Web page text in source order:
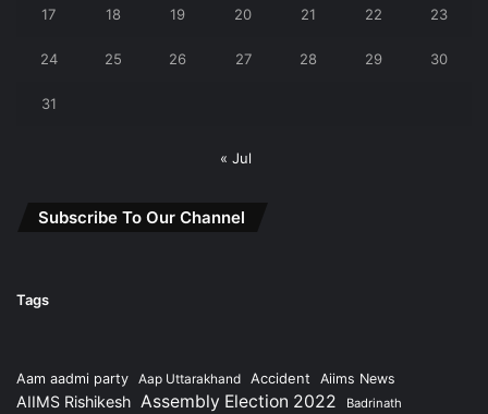
17 18 19 20 21 22 23
24 25 26 27 28 29 30
31
« Jul
Subscribe To Our Channel
Tags
Aam aadmi party Aap Uttarakhand Accident Aiims News
AIIMS Rishikesh Assembly Election 2022 Badrinath